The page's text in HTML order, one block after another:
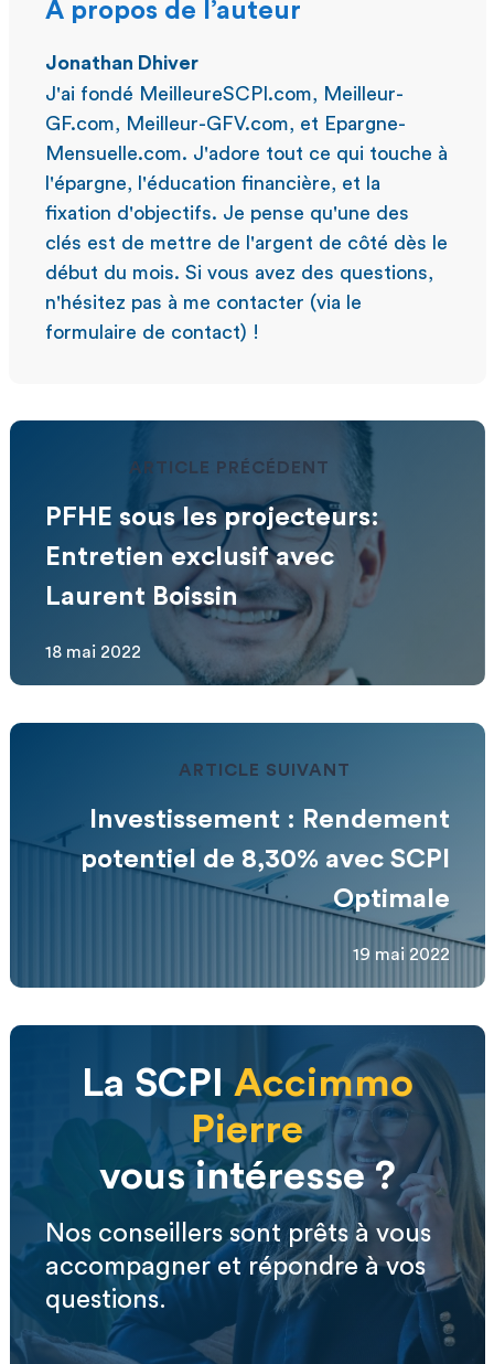
À propos de l’auteur
Jonathan Dhiver
J'ai fondé MeilleureSCPI.com, Meilleur-
GF.com, Meilleur-GFV.com, et Epargne-
Mensuelle.com. J'adore tout ce qui touche à
l'épargne, l'éducation financière, et la
fixation d'objectifs. Je pense qu'une des
clés est de mettre de l'argent de côté dès le
début du mois. Si vous avez des questions,
n'hésitez pas à me contacter (via le
formulaire de contact) !
ARTICLE PRÉCÉDENT
PFHE sous les projecteurs:
Entretien exclusif avec
Laurent Boissin
18 mai 2022
ARTICLE SUIVANT
Investissement : Rendement
potentiel de 8,30% avec SCPI
Optimale
19 mai 2022
La SCPI Accimmo
Pierre
vous intéresse ?
Nos conseillers sont prêts à vous
accompagner et répondre à vos
questions.